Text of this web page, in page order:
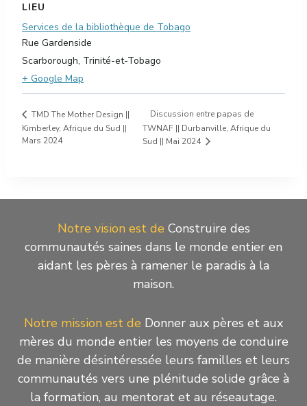
LIEU
Services de la bibliothèque de Tobago
Rue Gardenside
Scarborough, Trinité-et-Tobago
+ Google Map
TMD The Mother Design ||
Kimberley, Afrique du Sud ||
Mars 2024
Discussion entre papas de
TWNAF || Durbanville, Afrique du
Sud || Mai 2024
Notre vision est de Construire des
communautés saines dans le monde entier en
aidant les pères à ramener le paradis à la
maison.
Notre mission est de Donner aux pères et aux
mères du monde entier les moyens de conduire
de manière désintéressée leurs familles et leurs
communautés vers une plénitude solide grâce à
la formation, au mentorat et au réseautage.